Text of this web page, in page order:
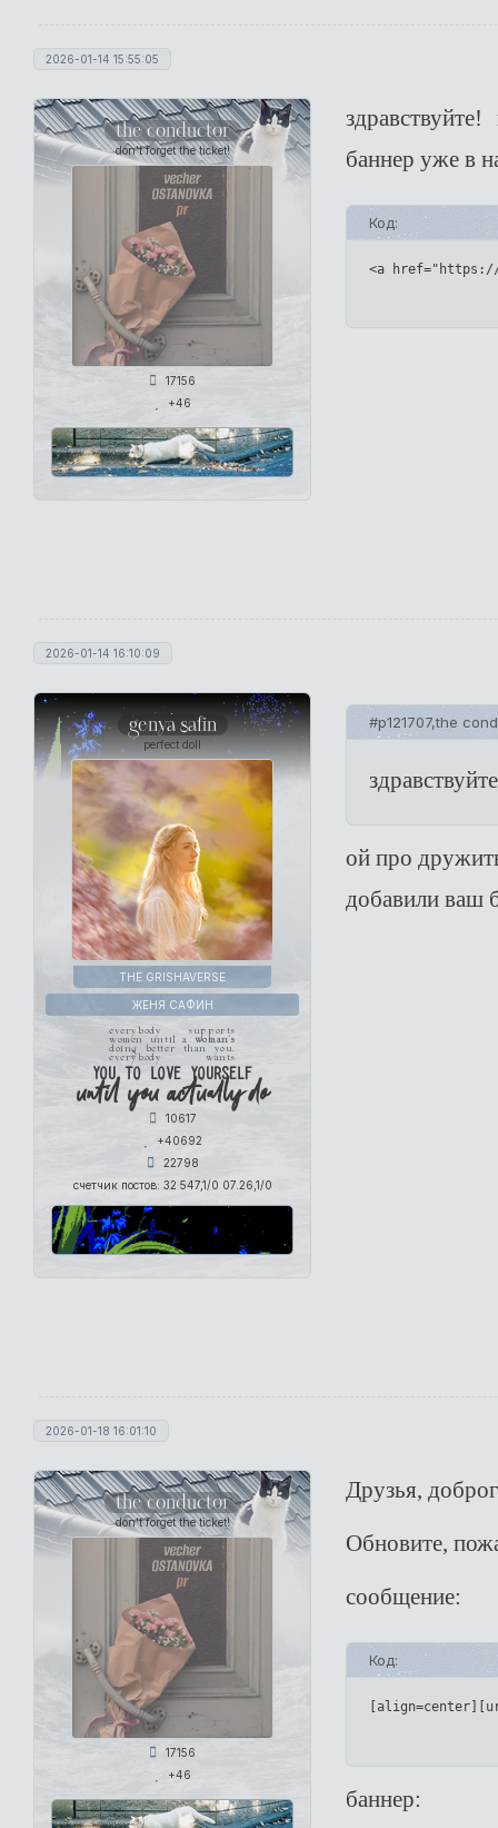
2026-01-14 15:55:05
the conductor
don't forget the ticket!
17156
+46
баннер уже в
Код:
<a href="https://
2026-01-14 16:10:09
genya safin
perfect doll
THE GRISHAVERSE
ЖЕНЯ САФИН
everybody supports
women until a woman's
doing better than you.
everybody wants
you to love yourself
until you actually do
10617
+40692
22798
счетчик постов: 32 547,1/0 07.26,1/0
#p121707,the
ой про
добавили ваш
2026-01-18 16:01:10
the conductor
don't forget the ticket!
17156
+46
Друзья,
Обновите,
сообщение:
Код:
баннер: